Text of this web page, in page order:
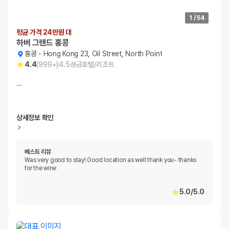
1 /54
평균 가격 24만원 대
하버 그랜드 홍콩
홍콩- Hong Kong 23, Oil Street, North Point
4.4(999+)4.5성급호텔/리조트
…
상세정보 확인
베스트 리뷰
Was very good to stay! Good location as well thank you- thanks
for the wine
5.0/5.0